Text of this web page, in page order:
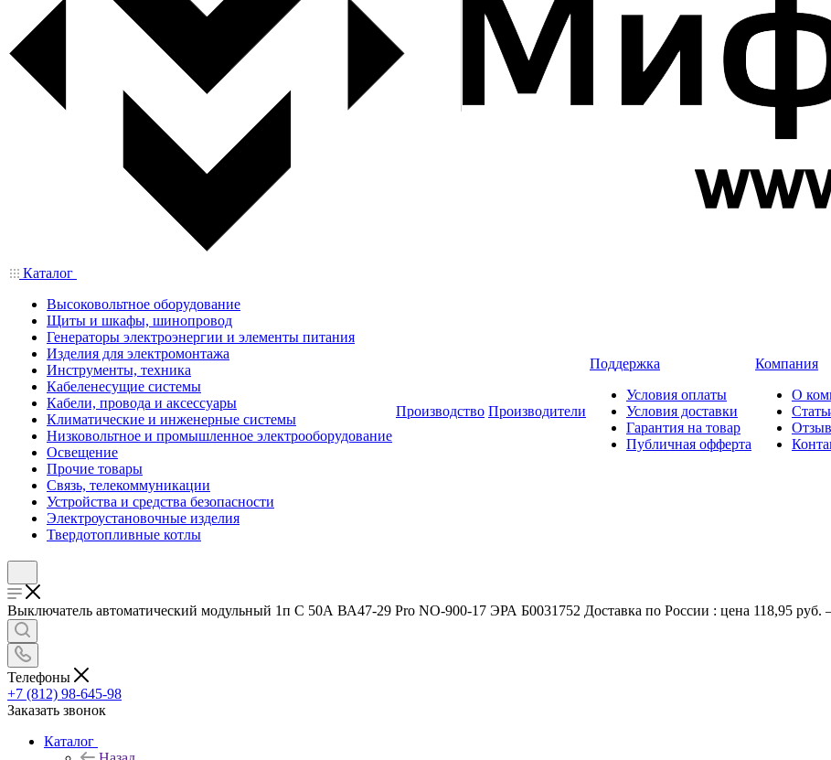
Каталог
Высоковольтное оборудование
Щиты и шкафы, шинопровод
Генераторы электроэнергии и элементы питания
Изделия для электромонтажа
Инструменты, техника
Кабеленесущие системы
Кабели, провода и аксессуары
Климатические и инженерные системы
Низковольтное и промышленное электрооборудование
Освещение
Прочие товары
Связь, телекоммуникации
Устройства и средства безопасности
Электроустановочные изделия
Твердотопливные котлы
Производство Производители
Поддержка
Условия оплаты
Условия доставки
Гарантия на товар
Публичная офферта
Компания
О
Выключатель автоматический модульный 1п C 50А ВА47-29 Pro NO-900-17 ЭРА Б0031752 Доставка по России : цена 118,95 руб.
Телефоны
+7 (812) 98-645-98
Заказать звонок
Каталог